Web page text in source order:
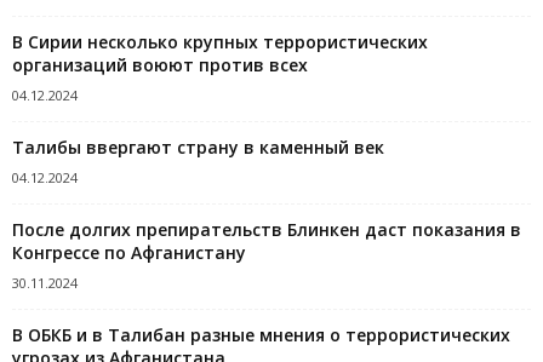
В Сирии несколько крупных террористических
организаций воюют против всех
04.12.2024
Талибы ввергают страну в каменный век
04.12.2024
После долгих препирательств Блинкен даст показания в
Конгрессе по Афганистану
30.11.2024
В ОБКБ и в Талибан разные мнения о террористических